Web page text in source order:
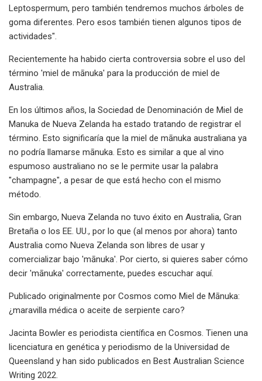
Leptospermum, pero también tendremos muchos árboles de
goma diferentes. Pero esos también tienen algunos tipos de
actividades".
Recientemente ha habido cierta controversia sobre el uso del
término 'miel de mānuka' para la producción de miel de
Australia.
En los últimos años, la Sociedad de Denominación de Miel de
Manuka de Nueva Zelanda ha estado tratando de registrar el
término. Esto significaría que la miel de mānuka australiana ya
no podría llamarse mānuka. Esto es similar a que al vino
espumoso australiano no se le permite usar la palabra
"champagne", a pesar de que está hecho con el mismo
método.
Sin embargo, Nueva Zelanda no tuvo éxito en Australia, Gran
Bretaña o los EE. UU., por lo que (al menos por ahora) tanto
Australia como Nueva Zelanda son libres de usar y
comercializar bajo 'mānuka'. Por cierto, si quieres saber cómo
decir 'mānuka' correctamente, puedes escuchar aquí.
Publicado originalmente por Cosmos como Miel de Mānuka:
¿maravilla médica o aceite de serpiente caro?
Jacinta Bowler es periodista científica en Cosmos. Tienen una
licenciatura en genética y periodismo de la Universidad de
Queensland y han sido publicados en Best Australian Science
Writing 2022.